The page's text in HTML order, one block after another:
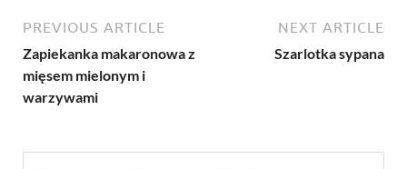
PREVIOUS ARTICLE
Zapiekanka makaronowa z
mięsem mielonym i
warzywami
NEXT ARTICLE
Szarlotka sypana